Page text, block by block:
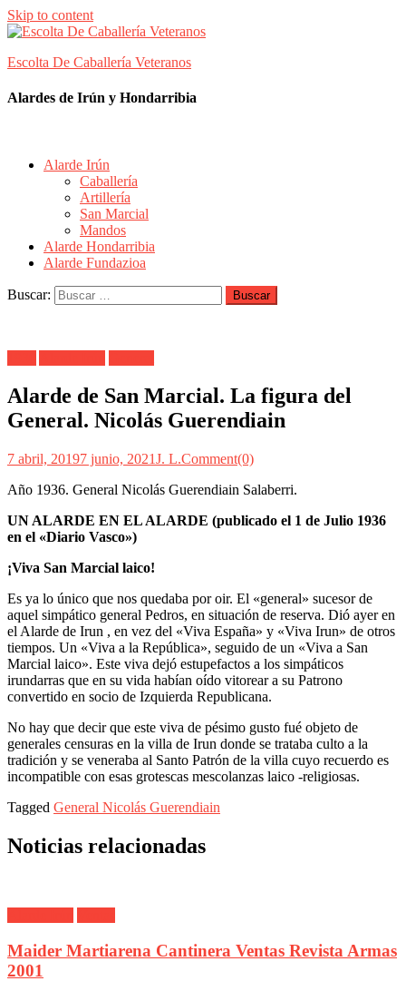
Skip to content
Escolta De Caballería Veteranos
Alardes de Irún y Hondarribia
Alarde Irún
Caballería
Artillería
San Marcial
Mandos
Alarde Hondarribia
Alarde Fundazioa
Buscar:
Alarde de San Marcial. La figura del
General. Nicolás Guerendiain
7 abril, 20197 junio, 2021J. L.Comment(0)
Año 1936. General Nicolás Guerendiain Salaberri.
UN ALARDE EN EL ALARDE (publicado el 1 de Julio 1936
en el «Diario Vasco»)
¡Viva San Marcial laico!
Es ya lo único que nos quedaba por oir. El «general» sucesor de
aquel simpático general Pedros, en situación de reserva. Dió ayer en
el Alarde de Irun , en vez del «Viva España» y «Viva Irun» de otros
tiempos. Un «Viva a la República», seguido de un «Viva a San
Marcial laico». Este viva dejó estupefactos a los simpáticos
irundarras que en su vida habían oído vitorear a su Patrono
convertido en socio de Izquierda Republicana.
No hay que decir que este viva de pésimo gusto fué objeto de
generales censuras en la villa de Irun donde se trataba culto a la
tradición y se veneraba al Santo Patrón de la villa cuyo recuerdo es
incompatible con esas grotescas mescolanzas laico -religiosas.
Tagged General Nicolás Guerendiain
Noticias relacionadas
Maider Martiarena Cantinera Ventas Revista Armas
2001